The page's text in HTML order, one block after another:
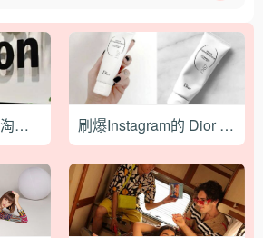
日本亚马逊官网海淘下单攻略 刷爆Instagram的 Dior 积雪草修护霜到底有什么奥秘？